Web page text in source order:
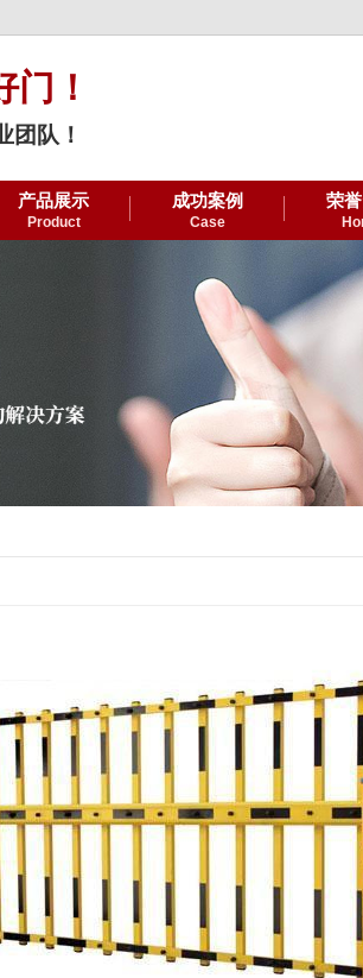
！
团队！
产品展示
Product
成功案例
Case
荣